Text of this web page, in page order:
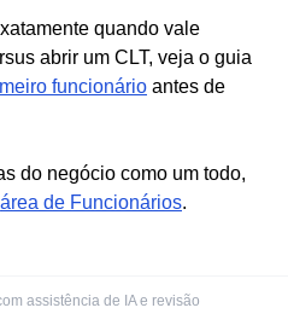
quando vale
abrir um CLT, veja o guia
funcionário antes de
do negócio como um todo,
área de Funcionários.
assistência de IA e revisão